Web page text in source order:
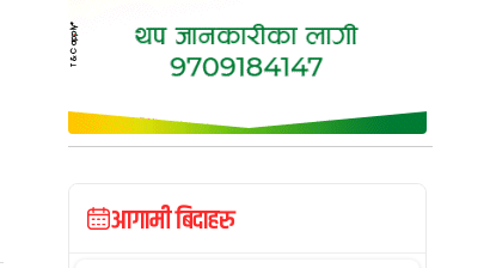
आगामी बिदाहरु